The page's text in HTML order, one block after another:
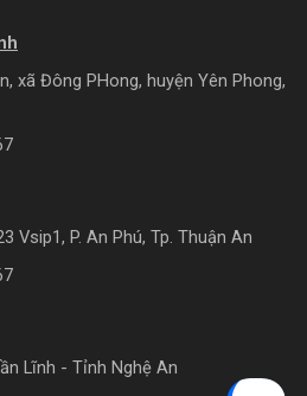
xã Đông PHong, huyện Yên Phong,
Vsip1, P. An Phú, Tp. Thuận An
Lĩnh - Tỉnh Nghệ An